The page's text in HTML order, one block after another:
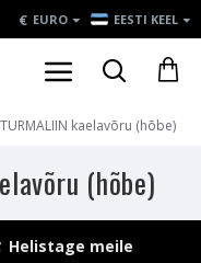
€ EURO EESTI KEEL
kaelavõru (hõbe)
(hõbe)
Helistage meile